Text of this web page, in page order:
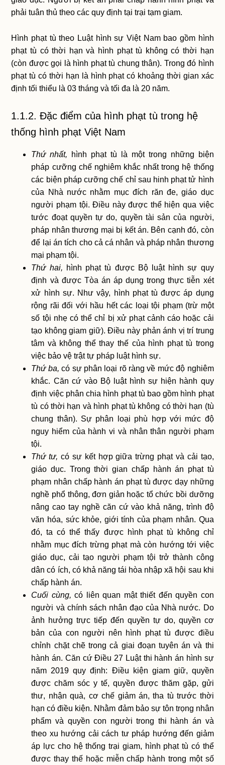
phải tuân thủ theo các quy định tại trại tạm giam.
Hình phạt tù theo Luật hình sự Việt Nam bao gồm hình
phạt tù có thời hạn và hình phạt tù không có thời hạn
(còn được gọi là hình phạt tù chung thân). Trong đó hình
phạt tù có thời hạn là hình phạt có khoảng thời gian xác
định tối thiểu là 03 tháng và tối đa là 20 năm.
1.1.2. Đặc điểm của hình phạt tù trong hệ
thống hình phạt Việt Nam
Thứ nhất, hình phạt tù là một trong những biện
pháp cưỡng chế nghiêm khắc nhất trong hệ thống
các biện pháp cưỡng chế chỉ sau hinh phạt tử hình
của Nhà nước nhằm mục đích răn đe, giáo dục
người phạm tội. Điều này được thể hiện qua việc
tước đoạt quyền tự do, quyền tài sản của người,
pháp nhân thương mại bị kết án. Bên cạnh đó, còn
để lại án tích cho cả cá nhân và pháp nhân thương
mại phạm tội.
Thứ hai, hình phạt tù được Bộ luật hình sự quy
định và được Tòa án áp dụng trong thực tiễn xét
xử hình sự. Như vậy, hình phạt tù được áp dụng
rộng rãi đối với hầu hết các loại tội phạm (trừ một
số tội nhẹ có thể chỉ bị xử phạt cảnh cáo hoặc cải
tạo không giam giữ). Điều này phản ánh vị trí trung
tâm và không thể thay thế của hình phạt tù trong
việc bảo vệ trật tự pháp luật hình sự.
Thứ ba, có sự phân loại rõ ràng về mức độ nghiêm
khắc. Căn cứ vào Bộ luật hình sự hiện hành quy
định việc phân chia hình phạt tù bao gồm hình phạt
tù có thời hạn và hình phạt tù không có thời hạn (tù
chung thân). Sự phân loại phù hợp với mức độ
nguy hiểm của hành vi và nhân thân người phạm
tội.
Thứ tư, có sự kết hợp giữa trừng phạt và cải tạo,
giáo dục. Trong thời gian chấp hành án phạt tù
phạm nhân chấp hành án phạt tù được dạy những
nghề phổ thông, đơn giản hoặc tổ chức bồi dưỡng
nâng cao tay nghề căn cứ vào khả năng, trình độ
văn hóa, sức khỏe, giới tính của phạm nhân. Qua
đó, ta có thể thấy được hình phạt tù không chỉ
nhằm mục đích trừng phạt mà còn hướng tới việc
giáo dục, cải tạo người phạm tội trở thành công
dân có ích, có khả năng tái hòa nhập xã hội sau khi
chấp hành án.
Cuối cùng, có liên quan mật thiết đến quyền con
người và chính sách nhân đạo của Nhà nước. Do
ảnh hưởng trực tiếp đến quyền tự do, quyền cơ
bản của con người nên hình phạt tù được điều
chỉnh chặt chẽ trong cả giai đoạn tuyên án và thi
hành án. Căn cứ Điều 27 Luật thi hành án hình sự
năm 2019 quy định: Điều kiện giam giữ, quyền
được chăm sóc y tế, quyền được thăm gặp, gửi
thư, nhận quà, cơ chế giảm án, tha tù trước thời
hạn có điều kiện. Nhằm đảm bảo sự tôn trọng nhân
phẩm và quyền con người trong thi hành án và
theo xu hướng cải cách tư pháp hướng đến giảm
áp lực cho hệ thống trại giam, hình phạt tù có thể
được thay thế hoặc miễn chấp hành trong một số